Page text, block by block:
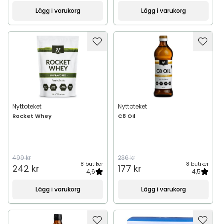
Lägg i varukorg Lägg i varukorg
Nyttoteket
Rocket Whey
499 kr
242 kr 8 butiker
4,6
Lägg i varukorg
Nyttoteket
C8 Oil
236 kr
177 kr 8 butiker
4,5
Lägg i varukorg